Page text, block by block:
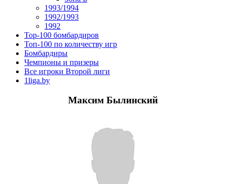
1993/1994
1992/1993
1992
Top-100 бомбардиров
Топ-100 по количеству игр
Бомбардиры
Чемпионы и призеры
Все игроки Второй лиги
1liga.by
Максим Былинский